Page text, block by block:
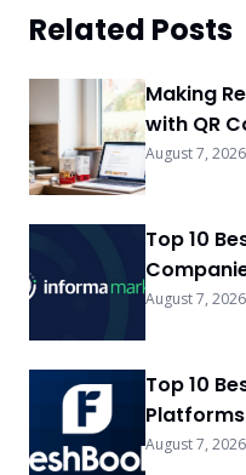
Related Posts
Making
with QR
August 7, 2026
Top 10
August 7, 2026
Top 10
August 7, 2026